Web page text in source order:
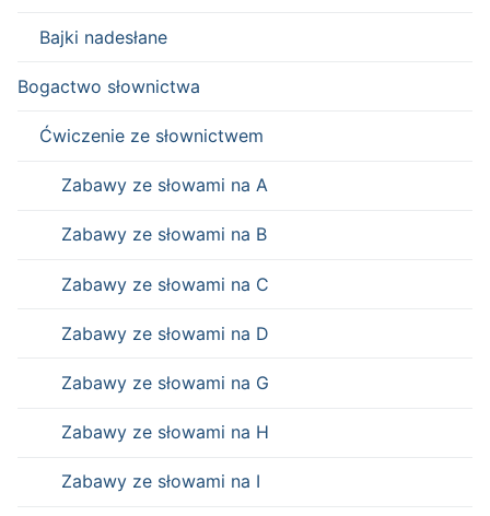
Bajki nadesłane
Bogactwo słownictwa
Ćwiczenie ze słownictwem
Zabawy ze słowami na A
Zabawy ze słowami na B
Zabawy ze słowami na C
Zabawy ze słowami na D
Zabawy ze słowami na G
Zabawy ze słowami na H
Zabawy ze słowami na I